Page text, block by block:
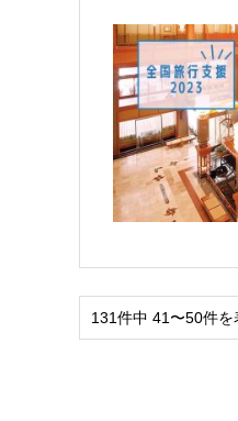
131件中 41〜50件を